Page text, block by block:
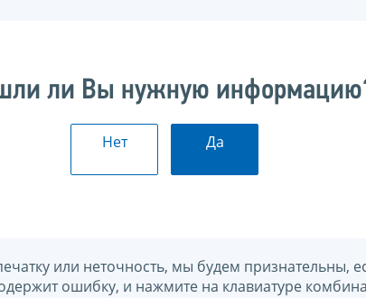
ли Вы нужную
Нет Да
или неточность, мы будем признательны,
ошибку, и нажмите на клавиатуре